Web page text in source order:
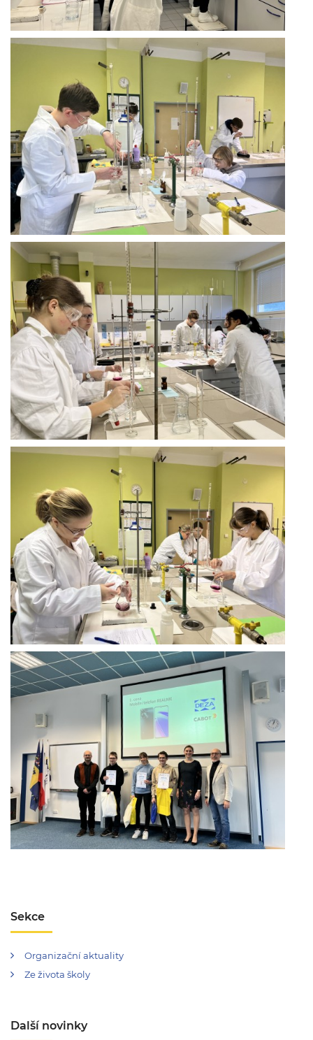
Sekce
Organizační aktuality
Ze života školy
Další novinky